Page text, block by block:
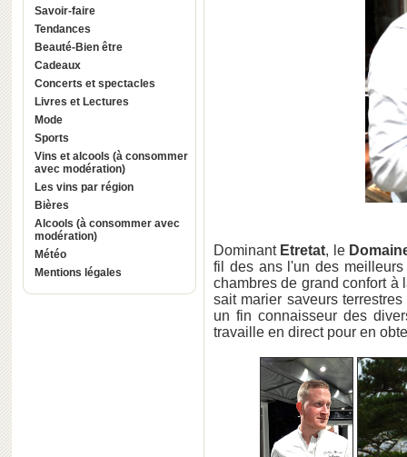
Savoir-faire
Tendances
Beauté-Bien être
Cadeaux
Concerts et spectacles
Livres et Lectures
Mode
Sports
Vins et alcools (à consommer
avec modération)
Les vins par région
Bières
Alcools (à consommer avec
modération)
Météo
Mentions légales
Dominant Etretat, le
fil des ans l'un des
chambres de grand confort
sait marier saveurs
un fin connaisseur des
travaille en direct pour en